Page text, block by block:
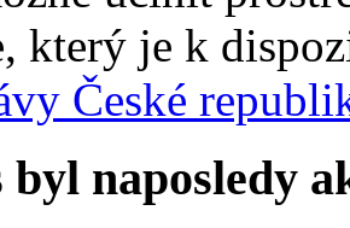
který je k
České
byl naposledy